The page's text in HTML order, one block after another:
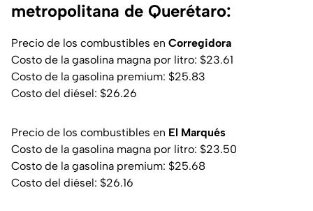
metropolitana de Querétaro:
Precio de los combustibles en Corregidora
Costo de la gasolina magna por litro: $23.61
Costo de la gasolina premium: $25.83
Costo del diésel: $26.26
Precio de los combustibles en El Marqués
Costo de la gasolina magna por litro: $23.50
Costo de la gasolina premium: $25.68
Costo del diésel: $26.16